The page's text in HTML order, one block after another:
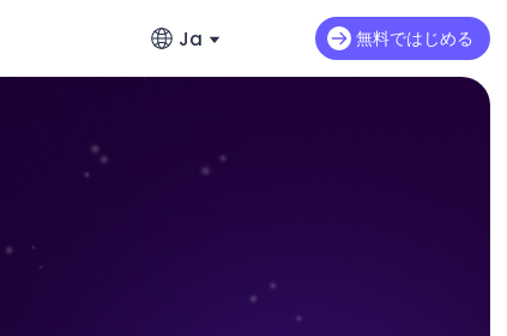
ガイド
Ja 無料ではじめる